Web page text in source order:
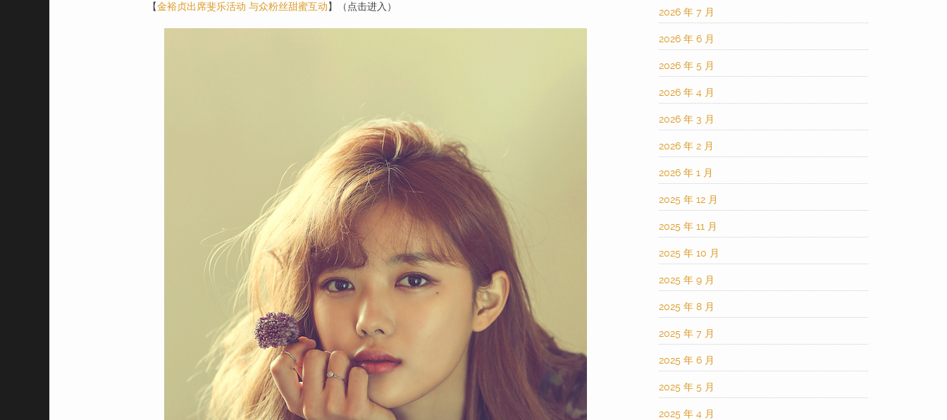
【金裕贞出席斐乐活动 与众粉丝甜蜜互动】（点击进入） 2026 年 7 月
2026 年 6 月
2026 年 5 月
2026 年 4 月
2026 年 3 月
2026 年 2 月
2026 年 1 月
2025 年 12 月
2025 年 11 月
2025 年 10 月
2025 年 9 月
2025 年 8 月
2025 年 7 月
2025 年 6 月
2025 年 5 月
2025 年 4 月